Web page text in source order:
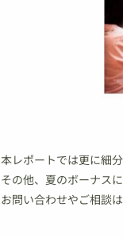
本レポートでは更に細
その他、夏のボーナス
お問い合わせやご相談